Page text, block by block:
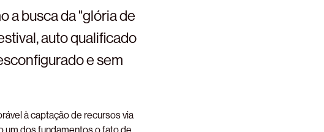
a busca da "glória de
auto qualificado
e sem
à captação de recursos via